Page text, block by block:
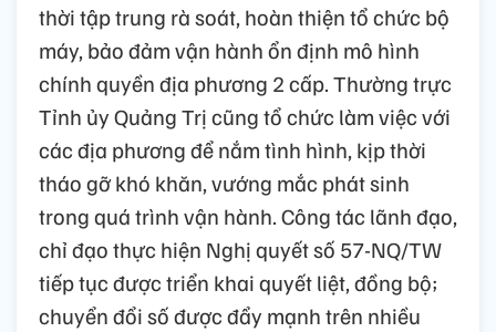
thời tập trung rà soát, hoàn thiện tổ chức bộ
máy, bảo đảm vận hành ổn định mô hình
chính quyền địa phương 2 cấp. Thường trực
Tỉnh ủy Quảng Trị cũng tổ chức làm việc với
các địa phương để nắm tình hình, kịp thời
tháo gỡ khó khăn, vướng mắc phát sinh
trong quá trình vận hành. Công tác lãnh đạo,
chỉ đạo thực hiện Nghị quyết số 57-NQ/TW
tiếp tục được triển khai quyết liệt, đồng bộ;
chuyển đổi số được đẩy mạnh trên nhiều